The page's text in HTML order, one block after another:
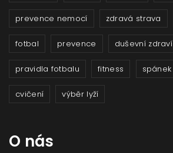
prevence nemocí zdravá strava
fotbal prevence duševní zdraví
pravidla fotbalu fitness spánek
cvičení výběr lyží
O nás